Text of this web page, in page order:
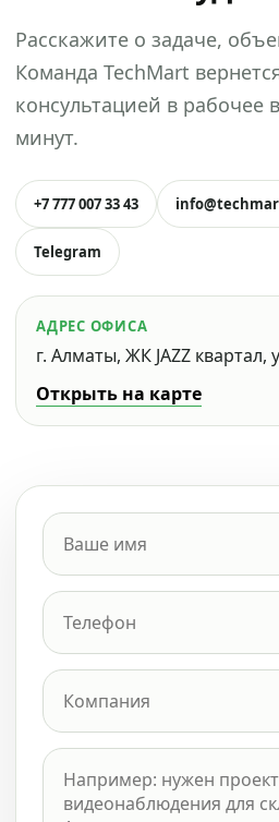
Расскажите о задаче,
Команда TechMart
консультацией в рабочее
минут.
+7 777 007 33 43
Telegram
АДРЕС ОФИСА
г. Алматы, ЖК JAZZ квартал,
Открыть на карте